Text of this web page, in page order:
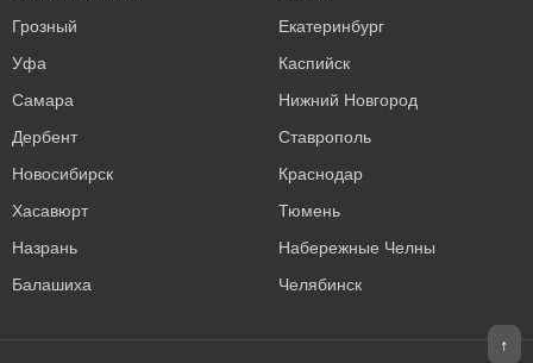
Грозный
Екатеринбург
Уфа
Каспийск
Самара
Нижний Новгород
Дербент
Ставрополь
Новосибирск
Краснодар
Хасавюрт
Тюмень
Назрань
Набережные Челны
Балашиха
Челябинск
↑